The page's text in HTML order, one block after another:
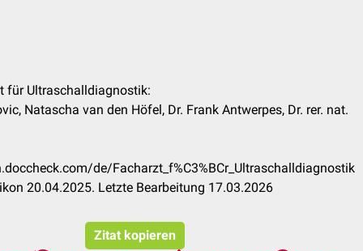
für Ultraschalldiagnostik:
Natascha van den Höfel, Dr. Frank Antwerpes, Dr. rer. nat.
de/Facharzt_f%C3%BCr_Ultraschalldiagnostik
20.04.2025. Letzte Bearbeitung 17.03.2026
Zitat kopieren